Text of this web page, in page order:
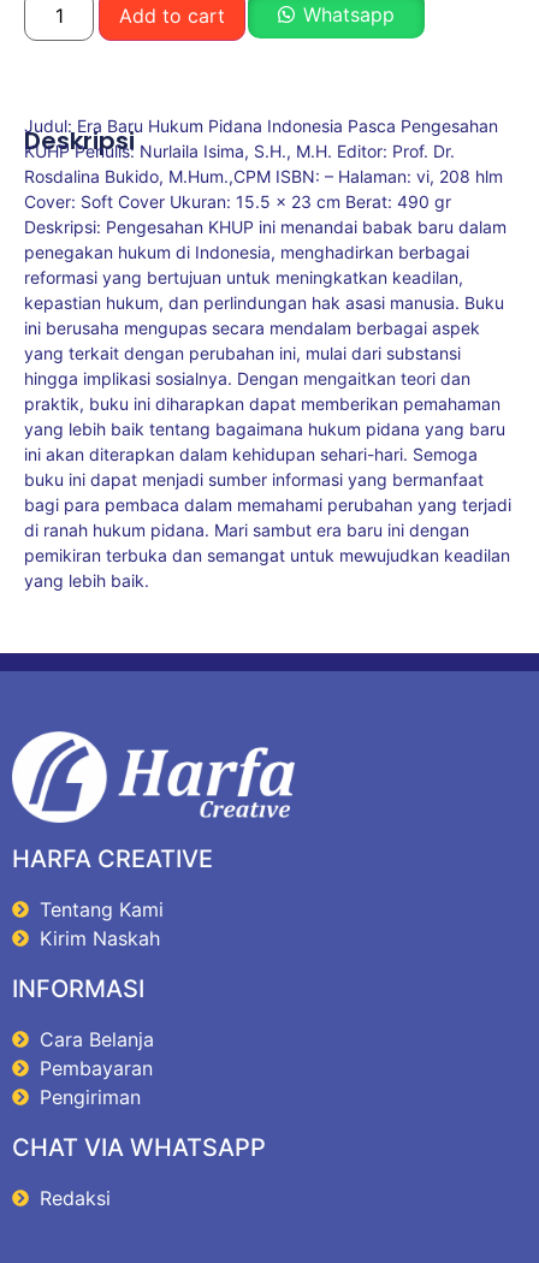
Add to cart Whatsapp
Deskripsi
Judul: Era Baru Hukum Pidana Indonesia Pasca Pengesahan
KUHP Penulis: Nurlaila Isima, S.H., M.H. Editor: Prof. Dr.
Rosdalina Bukido, M.Hum.,CPM ISBN: – Halaman: vi, 208 hlm
Cover: Soft Cover Ukuran: 15.5 x 23 cm Berat: 490 gr
Deskripsi: Pengesahan KHUP ini menandai babak baru dalam
penegakan hukum di Indonesia, menghadirkan berbagai
reformasi yang bertujuan untuk meningkatkan keadilan,
kepastian hukum, dan perlindungan hak asasi manusia. Buku
ini berusaha mengupas secara mendalam berbagai aspek
yang terkait dengan perubahan ini, mulai dari substansi
hingga implikasi sosialnya. Dengan mengaitkan teori dan
praktik, buku ini diharapkan dapat memberikan pemahaman
yang lebih baik tentang bagaimana hukum pidana yang baru
ini akan diterapkan dalam kehidupan sehari-hari. Semoga
buku ini dapat menjadi sumber informasi yang bermanfaat
bagi para pembaca dalam memahami perubahan yang terjadi
di ranah hukum pidana. Mari sambut era baru ini dengan
pemikiran terbuka dan semangat untuk mewujudkan keadilan
yang lebih baik.
HARFA CREATIVE
Tentang Kami
Kirim Naskah
INFORMASI
Cara Belanja
Pembayaran
Pengiriman
CHAT VIA WHATSAPP
Redaksi